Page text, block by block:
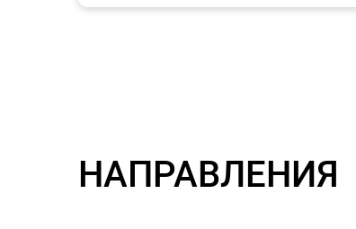
НАПРАВЛЕНИЯ